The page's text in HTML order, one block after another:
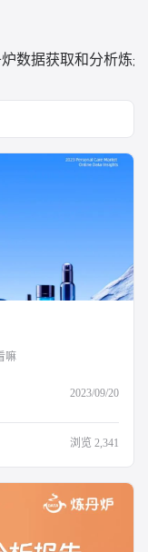
数据获取和分析炼
嘛
2023/09/20
浏览 2,341